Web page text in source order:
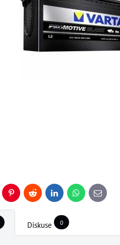
PinterestReddit LinkedInWhatsApp
E-
mail
Diskuse 0